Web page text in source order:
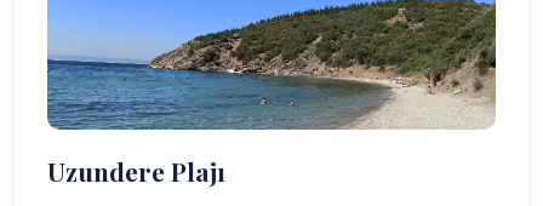
Uzundere Plajı